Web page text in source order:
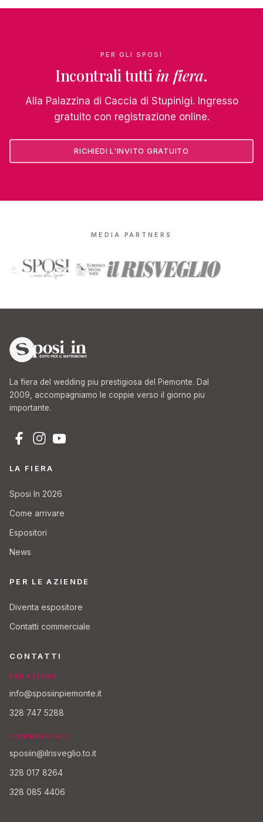
PER GLI SPOSI
Incontrali tuttiin fiera.
Alla Palazzina di Caccia di Stupinigi. Ingresso
gratuito con registrazione online.
RICHIEDI L'INVITO GRATUITO
MEDIA PARTNERS
La fiera del wedding piu prestigiosa del Piemonte. Dal
2009, accompagniamo le coppie verso il giorno piu
importante.
LA FIERA
Sposi In 2026
Come arrivare
Espositori
News
PER LE AZIENDE
Diventa espositore
Contatti commerciale
CONTATTI
REDAZIONE
info@sposiinpiemonte.it
328 747 5288
COMMERCIALE
sposiin@ilrisveglio.to.it
328 017 8264
328 085 4406